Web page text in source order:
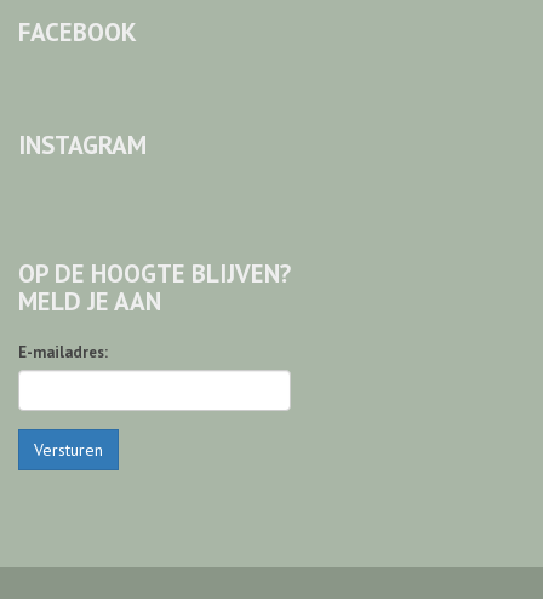
FACEBOOK
INSTAGRAM
OP DE HOOGTE BLIJVEN?
MELD JE AAN
E-mailadres:
Versturen